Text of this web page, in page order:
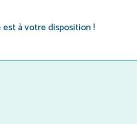
à votre disposition !